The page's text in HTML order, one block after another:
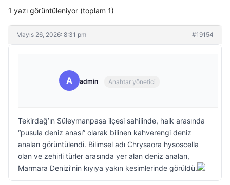
1 yazı görüntüleniyor (toplam 1)
Mayıs 26, 2026: 8:31 pm #19154
A admin Anahtar yönetici
Tekirdağ’ın Süleymanpaşa ilçesi sahilinde, halk arasında
“pusula deniz anası” olarak bilinen kahverengi deniz
anaları görüntülendi. Bilimsel adı Chrysaora hysoscella
olan ve zehirli türler arasında yer alan deniz anaları,
Marmara Denizi’nin kıyıya yakın kesimlerinde görüldü.